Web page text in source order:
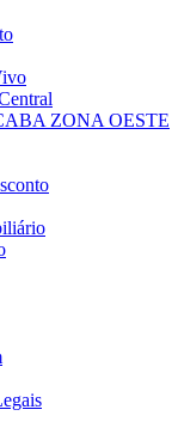
ZONA OESTE